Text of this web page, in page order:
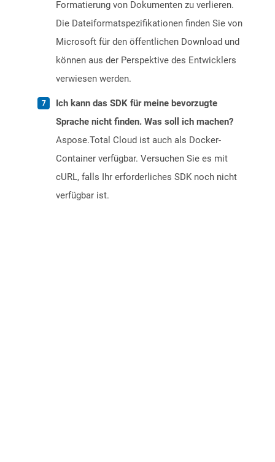
Formatierung von Dokumenten zu verlieren.
Die Dateiformatspezifikationen finden Sie von
Microsoft für den öffentlichen Download und
können aus der Perspektive des Entwicklers
verwiesen werden.
Ich kann das SDK für meine bevorzugte
Sprache nicht finden. Was soll ich machen?
Aspose.Total Cloud ist auch als Docker-
Container verfügbar. Versuchen Sie es mit
cURL, falls Ihr erforderliches SDK noch nicht
verfügbar ist.